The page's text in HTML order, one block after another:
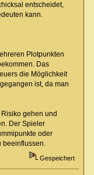
entscheidet,
kann.
Plotpunkten
Das
die Möglichkeit
ist, da man
gehen und
Der Spieler
oder
beeinflussen.
Gespeichert